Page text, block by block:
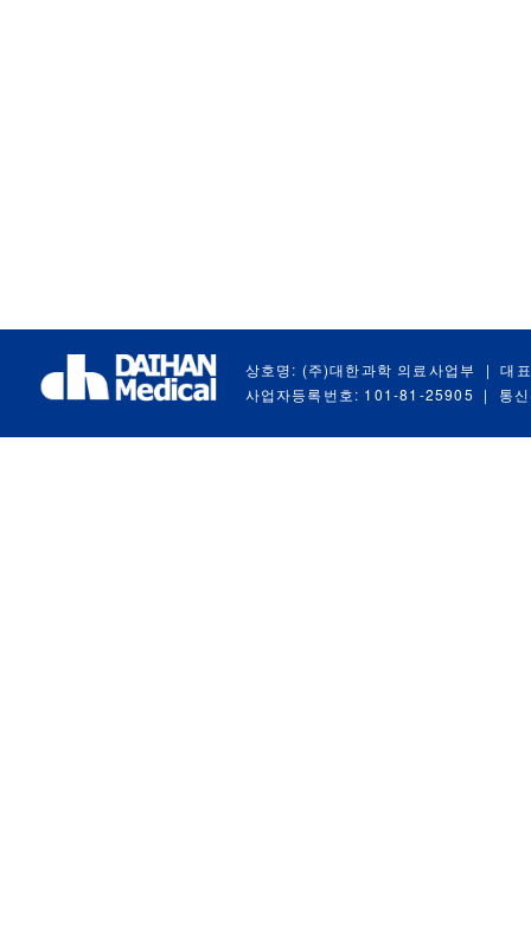
상호명: (주)대한과학 의료사업부 |
대
사업자등록번호: 101-81-25905
| 통